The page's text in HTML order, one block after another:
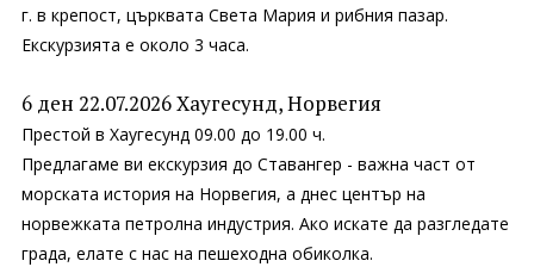
г. в крепост, църквата Света Мария и рибния пазар.
Екскурзията е около 3 часа.
6 ден 22.07.2026 Хаугесунд, Норвегия
Престой в Хаугесунд 09.00 до 19.00 ч.
Предлагаме ви екскурзия до Ставангер - важна част от
морската история на Норвегия, а днес център на
норвежката петролна индустрия. Ако искате да разгледате
града, елате с нас на пешеходна обиколка.